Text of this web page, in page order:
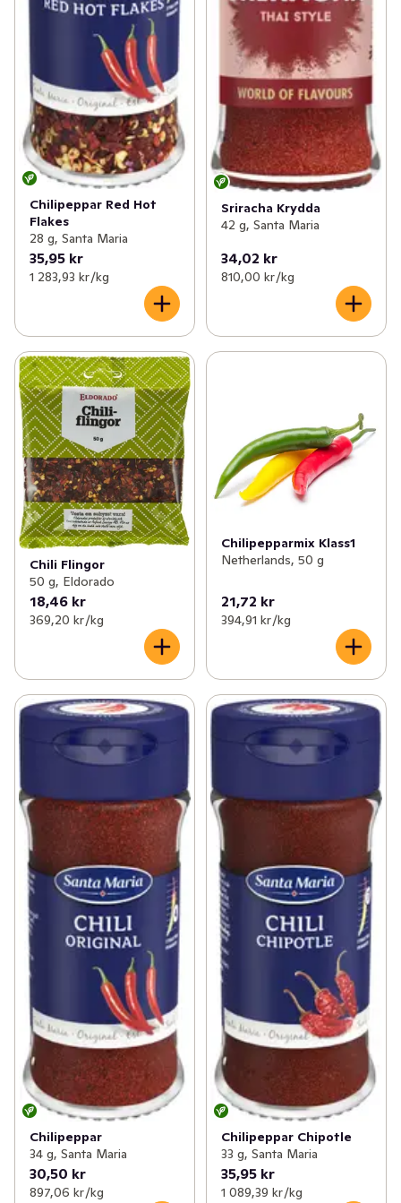
Chilipeppar Red Hot
Flakes
28 g, Santa Maria
35,95 kr
1 283,93 kr /kg
Sriracha Krydda
42 g, Santa Maria
34,02 kr
810,00 kr /kg
Chili Flingor
50 g, Eldorado
18,46 kr
369,20 kr /kg
Chilipepparmix Klass1
Netherlands, 50 g
21,72 kr
394,91 kr /kg
Chilipeppar
34 g, Santa Maria
30,50 kr
897,06 kr /kg
Chilipeppar Chipotle
33 g, Santa Maria
35,95 kr
1 089,39 kr /kg